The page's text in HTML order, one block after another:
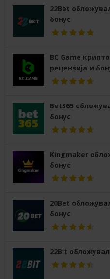
22Bet
бонус
BC Game
рецензија и
Bet365
бонус
Kingmaker
бонус
20Bet
бонус
22Bit